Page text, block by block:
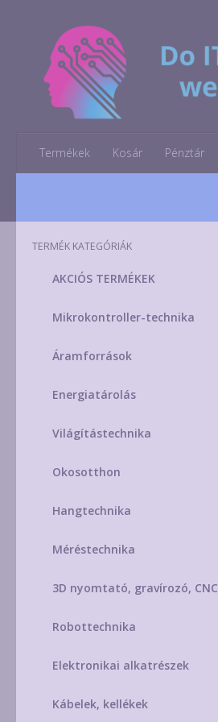
Skip to content
Termékek Kosár Pénztár
TERMÉK KATEGÓRIÁK
AKCIÓS TERMÉKEK
Mikrokontroller-technika
Áramforrások
Energiatárolás
Világítástechnika
Okosotthon
Hangtechnika
Méréstechnika
3D nyomtató, gravírozó, CNC
Robottechnika
Elektronikai alkatrészek
Kábelek, kellékek